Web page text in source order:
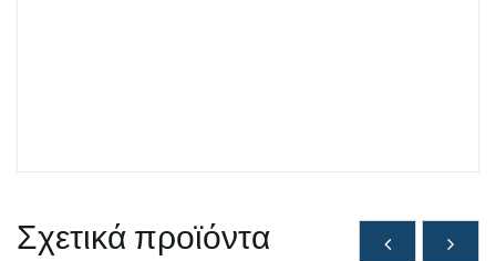
Σχετικά προϊόντα